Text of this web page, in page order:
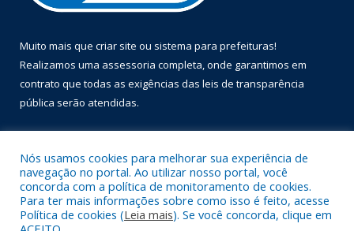
Muito mais que criar site ou sistema para prefeituras!
Realizamos uma assessoria completa, onde garantimos em
contrato que todas as exigências das leis de transparência
pública serão atendidas.
Todos os direitos reservados a Prefeitura Municipal de Óbidos.
Nós usamos cookies para melhorar sua experiência de
navegação no portal. Ao utilizar nosso portal, você
concorda com a política de monitoramento de cookies.
Para ter mais informações sobre como isso é feito, acesse
Política de cookies (Leia mais). Se você concorda, clique em